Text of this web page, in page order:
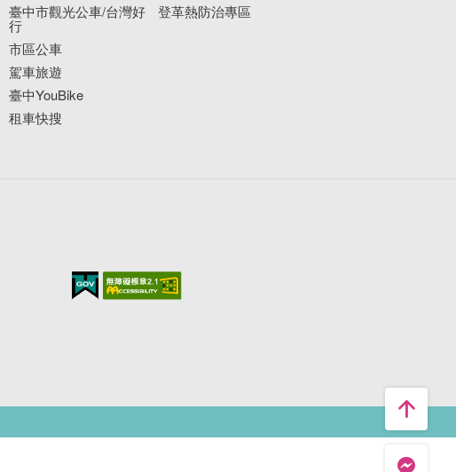
臺中市觀光公車/台灣好
行
市區公車
駕車旅遊
臺中YouBike
租車快搜
登革熱防治專區